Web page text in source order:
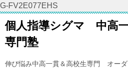
G-FV2E077EHS
個人指導シグマ 中高
専門塾
伸び悩み中高一貫＆高校生専門 オー